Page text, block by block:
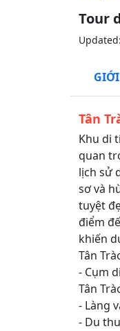
Tour
Tân
Khu di
quan
lịch sử
sơ và
tuyệt
điểm
khiến
Tân
- Cụm
Tân
- Làng
- Du